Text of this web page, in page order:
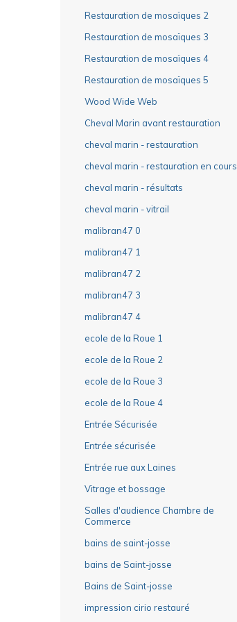
Restauration de mosaïques 2
Restauration de mosaïques 3
Restauration de mosaïques 4
Restauration de mosaïques 5
Wood Wide Web
Cheval Marin avant restauration
cheval marin - restauration
cheval marin - restauration en cours
cheval marin - résultats
cheval marin - vitrail
malibran47 0
malibran47 1
malibran47 2
malibran47 3
malibran47 4
ecole de la Roue 1
ecole de la Roue 2
ecole de la Roue 3
ecole de la Roue 4
Entrée Sécurisée
Entrée sécurisée
Entrée rue aux Laines
Vitrage et bossage
Salles d'audience Chambre de
Commerce
bains de saint-josse
bains de Saint-josse
Bains de Saint-josse
impression cirio restauré